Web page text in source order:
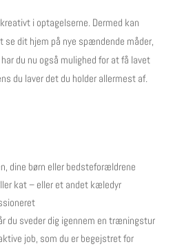
i optagelserne. Dermed kan
se dit hjem på nye spændende måder,
du nu også mulighed for at få lavet
du laver det du holder allermest af.
dine børn eller bedsteforældrene
kat – eller et andet kæledyr
du sveder dig igennem en træningstur
job, som du er begejstret for